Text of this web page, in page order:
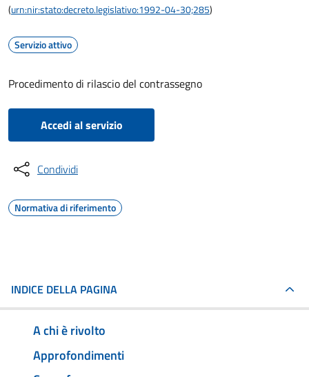
(urn:nir:stato:decreto.legislativo:1992-04-30;285)
Servizio attivo
Procedimento di rilascio del contrassegno
Accedi al servizio
Condividi
Normativa di riferimento
INDICE DELLA PAGINA
A chi è rivolto
Approfondimenti